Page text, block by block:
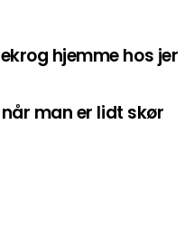
hjemme hos jer
man er lidt skør